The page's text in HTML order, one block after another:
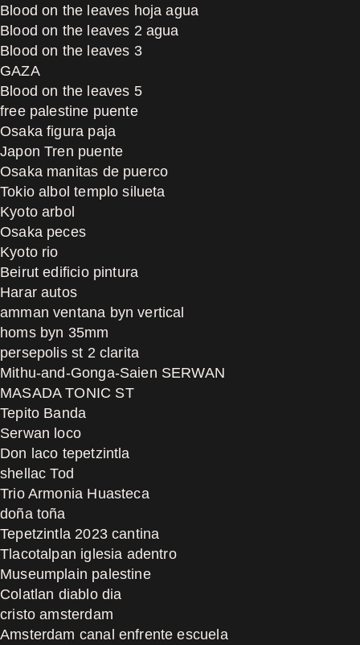
Blood on the leaves hoja agua
Blood on the leaves 2 agua
Blood on the leaves 3
GAZA
Blood on the leaves 5
free palestine puente
Osaka figura paja
Japon Tren puente
Osaka manitas de puerco
Tokio albol templo silueta
Kyoto arbol
Osaka peces
Kyoto rio
Beirut edificio pintura
Harar autos
amman ventana byn vertical
homs byn 35mm
persepolis st 2 clarita
Mithu-and-Gonga-Saien SERWAN
MASADA TONIC ST
Tepito Banda
Serwan loco
Don laco tepetzintla
shellac Tod
Trio Armonia Huasteca
doña toña
Tepetzintla 2023 cantina
Tlacotalpan iglesia adentro
Museumplain palestine
Colatlan diablo dia
cristo amsterdam
Amsterdam canal enfrente escuela